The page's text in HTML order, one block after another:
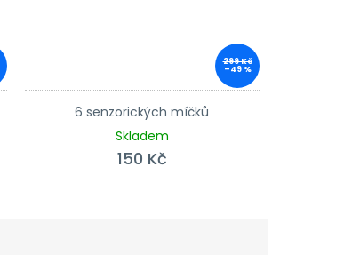
299 Kč
–49 %
6 senzorických míčků
Skladem
150 Kč